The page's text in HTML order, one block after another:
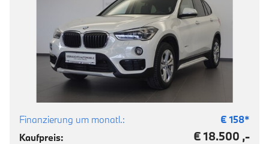
Finanzierung um monatl.: € 158*
Kaufpreis:
€ 18.500 ,-